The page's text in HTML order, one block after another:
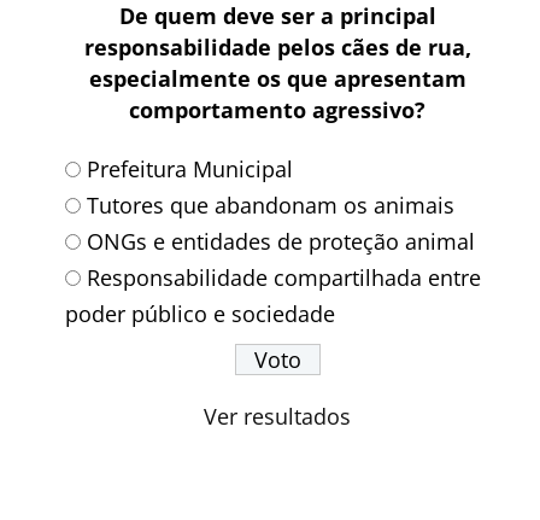
De quem deve ser a principal
responsabilidade pelos cães de rua,
especialmente os que apresentam
comportamento agressivo?
Prefeitura Municipal
Tutores que abandonam os animais
ONGs e entidades de proteção animal
Responsabilidade compartilhada entre
poder público e sociedade
Ver resultados